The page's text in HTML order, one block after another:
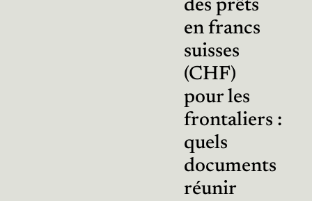
des prêts
en francs
suisses
(CHF)
pour les
frontaliers :
quels
documents
réunir